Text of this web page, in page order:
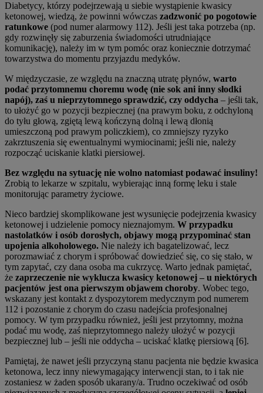
Diabetycy, którzy podejrzewają u siebie wystąpienie kwasicy
ketonowej, wiedzą, że powinni wówczas zadzwonić po pogotowie
ratunkowe (pod numer alarmowy 112). Jeśli jest taka potrzeba (np.
gdy rozwinęły się zaburzenia świadomości utrudniające
komunikację), należy im w tym pomóc oraz koniecznie dotrzymać
towarzystwa do momentu przyjazdu medyków.
W międzyczasie, ze względu na znaczną utratę płynów, warto
podać przytomnemu choremu wodę (nie sok ani inny słodki
napój), zaś u nieprzytomnego sprawdzić, czy oddycha – jeśli tak,
to ułożyć go w pozycji bezpiecznej (na prawym boku, z odchyloną
do tyłu głową, zgiętą lewą kończyną dolną i lewą dłonią
umieszczoną pod prawym policzkiem), co zmniejszy ryzyko
zakrztuszenia się ewentualnymi wymiocinami; jeśli nie, należy
rozpocząć uciskanie klatki piersiowej.
Bez względu na sytuację nie wolno natomiast podawać insuliny!
Zrobią to lekarze w szpitalu, wybierając inną formę leku i stale
monitorując parametry życiowe.
Nieco bardziej skomplikowane jest wysunięcie podejrzenia kwasicy
ketonowej i udzielenie pomocy nieznajomym. W przypadku
nastolatków i osób dorosłych, objawy mogą przypominać stan
upojenia alkoholowego. Nie należy ich bagatelizować, lecz
porozmawiać z chorym i spróbować dowiedzieć się, co się stało, w
tym zapytać, czy dana osoba ma cukrzycę. Warto jednak pamiętać,
że zaprzeczenie nie wyklucza kwasicy ketonowej – u niektórych
pacjentów jest ona pierwszym objawem choroby. Wobec tego,
wskazany jest kontakt z dyspozytorem medycznym pod numerem
112 i pozostanie z chorym do czasu nadejścia profesjonalnej
pomocy. W tym przypadku również, jeśli jest przytomny, można
podać mu wodę, zaś nieprzytomnego należy ułożyć w pozycji
bezpiecznej lub – jeśli nie oddycha – uciskać klatkę piersiową [6].
Pamiętaj, że nawet jeśli przyczyną stanu pacjenta nie będzie kwasica
ketonowa, lecz inny niewymagający interwencji stan, to i tak nie
zostaniesz w żaden sposób ukarany/a. Trudno oczekiwać od osób